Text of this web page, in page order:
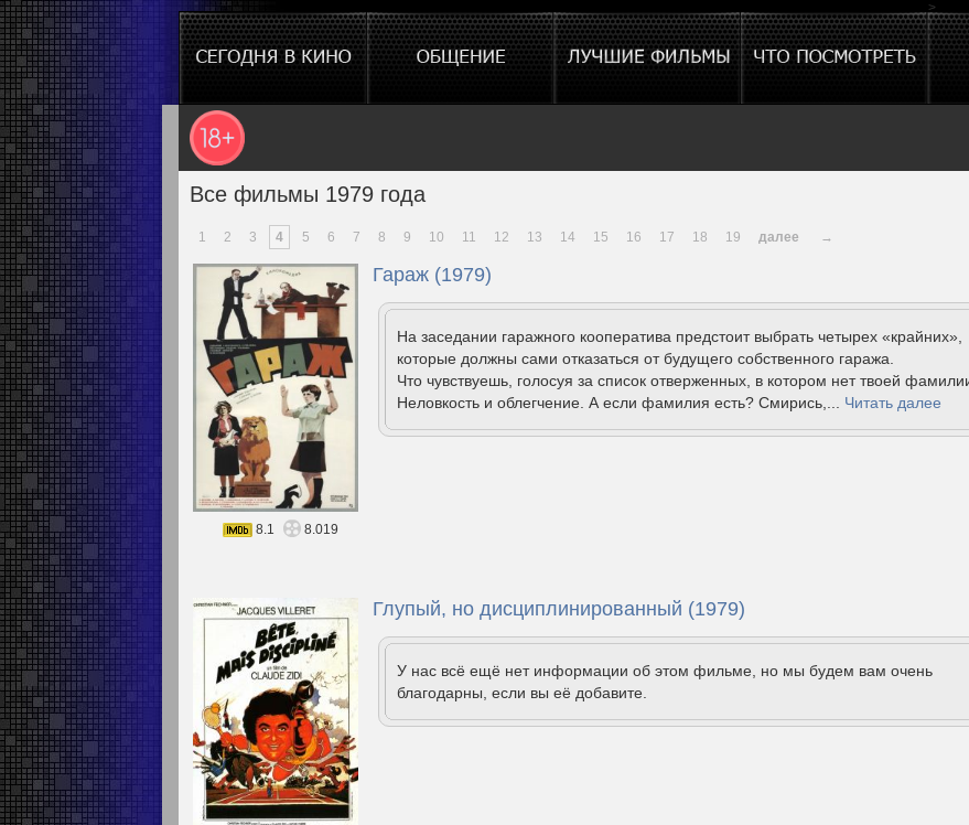
>
Все фильмы 1979 года
1 2 3 4 5 6 7 8 9 10 11 12 13 14 15 16 17 18 19 далее →
Гараж (1979)
На заседании гаражного кооператива предстоит выбрать четырех «крайних»,
которые должны сами отказаться от будущего собственного гаража.
Что чувствуешь, голосуя за список отверженных, в котором нет твоей
Неловкость и облегчение. А если фамилия есть? Смирись,... Читать далее
8.1 8.019
Глупый, но дисциплинированный (1979)
У нас всё ещё нет информации об этом фильме, но мы будем вам очень
благодарны, если вы её добавите.